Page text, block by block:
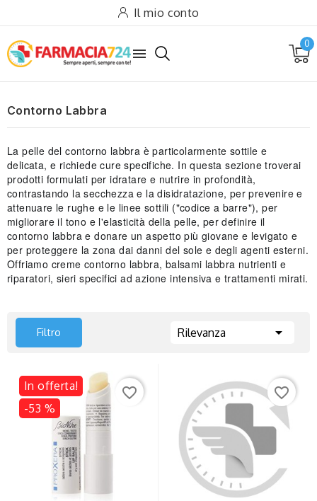
Il mio conto

0
Contorno Labbra
La pelle del contorno labbra è particolarmente sottile e
delicata, e richiede cure specifiche. In questa sezione troverai
prodotti formulati per idratare e nutrire in profondità,
contrastando la secchezza e la disidratazione, per prevenire e
attenuare le rughe e le linee sottili ("codice a barre"), per
migliorare il tono e l'elasticità della pelle, per definire il
contorno labbra e donare un aspetto più giovane e levigato e
per proteggere la zona dai danni del sole e degli agenti esterni.
Offriamo creme contorno labbra, balsami labbra nutrienti e
riparatori, sieri specifici ad azione intensiva e trattamenti mirati.
Filtro Rilevanza 
In offerta!
-53 %
favorite_border favorite_border